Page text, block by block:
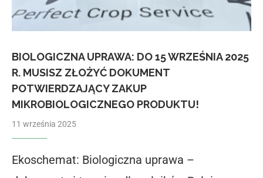
BIOLOGICZNA UPRAWA: DO 15 WRZEŚNIA 2025
R. MUSISZ ZŁOŻYĆ DOKUMENT
POTWIERDZAJĄCY ZAKUP
MIKROBIOLOGICZNEGO PRODUKTU!
11 września 2025
Ekoschemat: Biologiczna uprawa –